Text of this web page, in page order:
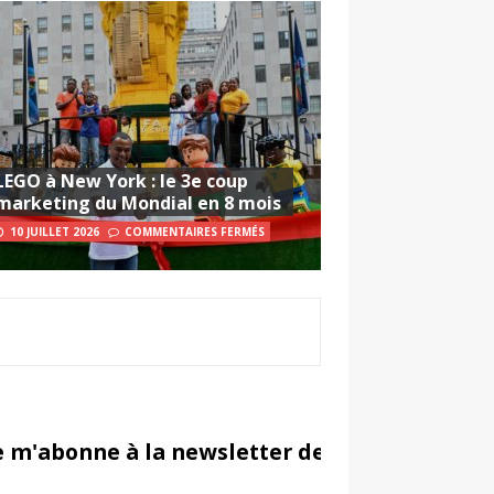
à New York : le 3e coup
du Mondial en 8 mois
10 JUILLET 2026 COMMENTAIRES FERMÉS
m'abonne à la newsletter de